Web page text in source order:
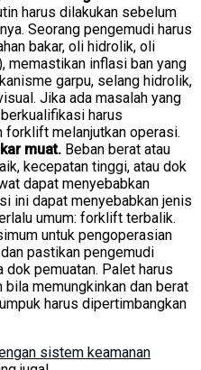
harus dilakukan sebelum
Seorang pengemudi harus
bakar, oli hidrolik, oli
memastikan inflasi ban yang
garpu, selang hidrolik,
Jika ada masalah yang
harus
melanjutkan operasi.
muat. Beban berat atau
kecepatan tinggi, atau dok
dapat menyebabkan
ini dapat menyebabkan jenis
umum: forklift terbalik.
untuk pengoperasian
pastikan pengemudi
pemuatan. Palet harus
memungkinkan dan berat
harus dipertimbangkan
sistem keamanan